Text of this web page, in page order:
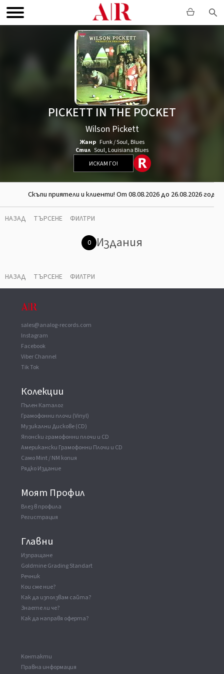
PICKETT IN THE POCKET
Wilson Pickett
Жанр Funk / Soul,Blues
Стил Soul, Louisiana Blues
ИСКАМ ГО!
Скъпи приятели и клиенти! От 08.08.2026 до 26.08.2026
НАЗАД ТЪРСЕНЕ ФИЛТРИ
0 Издания
НАЗАД ТЪРСЕНЕ ФИЛТРИ
sales@analog-records.com
Instagram
Facebook
Viber Channel
Tik Tok
Колекции
Пълен Каталог
Грамофонни плочи (Vinyl)
Музикални Дискове (CD)
Японски грамофонни плочи и CD
Американски Грамофонни Плочи и CD
Само Mint / NM копия
Рядко Издание
Моят Профил
Влез в профила
Регистрация
Главни
Изпращане
Goldmine Grading Standart
Речник
Кои сме ние?
Как да използвам сайта?
Знаете ли че?
Как да направя оферта?
Kонтакти
Правна информация